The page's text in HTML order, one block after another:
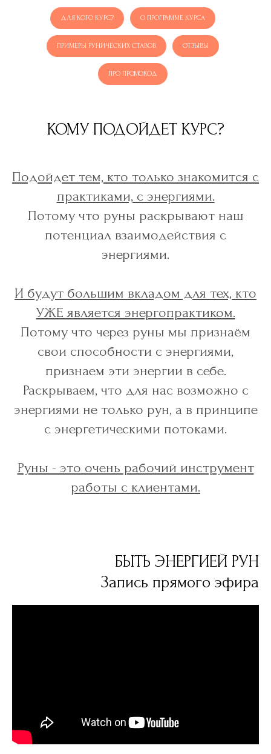
ДЛЯ КОГО КУРС? О ПРОГРАММЕ КУРСА
ПРИМЕРЫ РУНИЧЕСКИХ СТАВОВ ОТЗЫВЫ
ПРО ПРОМОКОД
КОМУ ПОДОЙДЕТ КУРС?
Подойдет тем, кто только знакомится с
практиками, с энергиями.
Потому что руны раскрывают наш
потенциал взаимодействия с
энергиями.
И будут большим вкладом для тех, кто
УЖЕ является энергопрактиком.
Потому что через руны мы признаём
свои способности с энергиями,
признаем эти энергии в себе.
Раскрываем, что для нас возможно с
энергиями не только рун, а в принципе
с энергетическими потоками.
Руны - это очень рабочий инструмент
работы с клиентами.
БЫТЬ ЭНЕРГИЕЙ РУН
Запись прямого эфира